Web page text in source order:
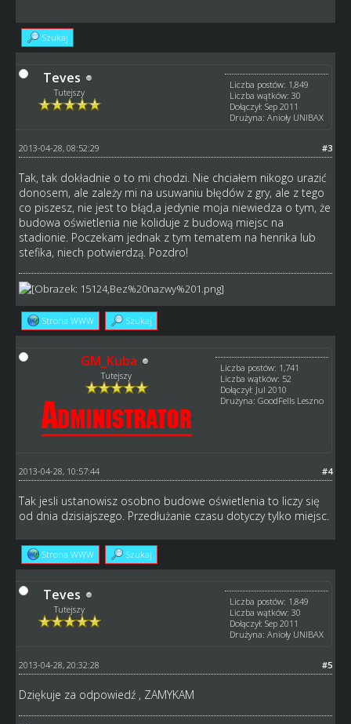
Szukaj
Teves
Tutejszy
Liczba postów: 1,849
Liczba wątków: 30
Dołączył: Sep 2011
Drużyna: Anioły UNIBAX
#3
2013-04-28, 08:52:29
Tak, tak dokładnie o to mi chodzi. Nie chciałem nikogo urazić
donosem, ale zależy mi na usuwaniu błędów z gry, ale z tego
co piszesz, nie jest to błąd,a jedynie moja niewiedza o tym, że
budowa oświetlenia nie koliduje z budową miejsc na
stadionie. Poczekam jednak z tym tematem na henrika lub
stefika, niech potwierdzą. Pozdro!
Strona WWW Szukaj
GM_Kuba
Tutejszy
Liczba postów: 1,741
Liczba wątków: 52
Dołączył: Jul 2010
Drużyna: GoodFells Leszno
#4
2013-04-28, 10:57:44
Tak jesli ustanowisz osobno budowe oświetlenia to liczy się
od dnia dzisiajszego. Przedłużanie czasu dotyczy tylko miejsc.
Strona WWW Szukaj
Teves
Tutejszy
Liczba postów: 1,849
Liczba wątków: 30
Dołączył: Sep 2011
Drużyna: Anioły UNIBAX
#5
2013-04-28, 20:32:28
Dziękuje za odpowiedź , ZAMYKAM